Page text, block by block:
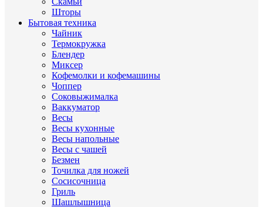
Шторы
Бытовая техника
Чайник
Термокружка
Блендер
Миксер
Кофемолки и кофемашины
Чоппер
Соковыжималка
Ваккуматор
Весы
Весы кухонные
Весы напольные
Весы с чашей
Безмен
Точилка для ножей
Сосисочница
Гриль
Шашлышница